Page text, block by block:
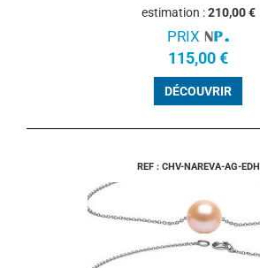
estimation :210,00 €
PRIX
115,00 €
DÉCOUVRIR
REF : CHV-NAREVA-AG-EDH